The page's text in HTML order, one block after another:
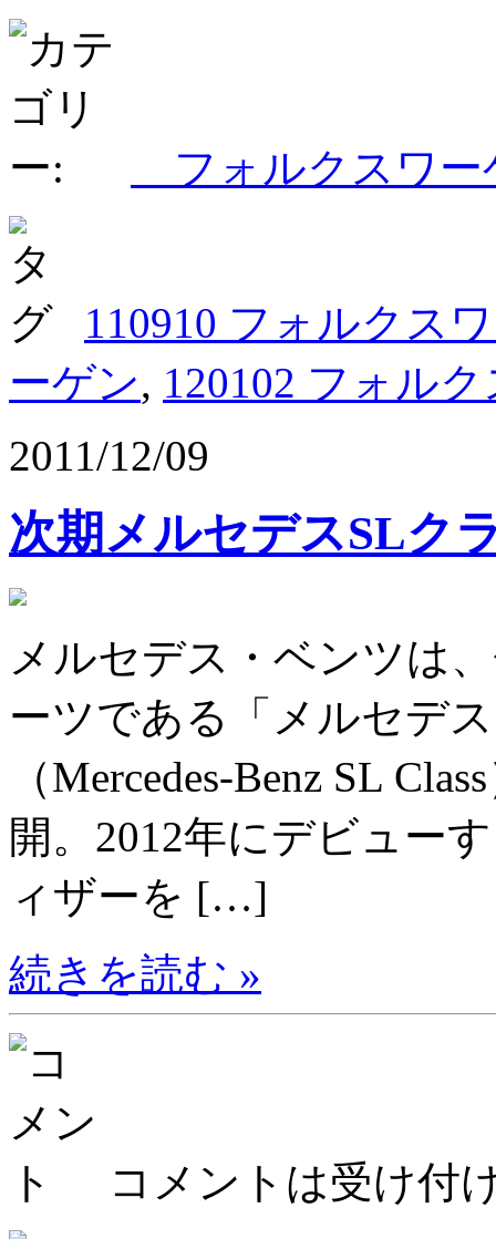
フォルクスワ
110910 フォルクス
ーゲン, 120102 フォル
2011/12/09
次期メルセデスSLク
メルセデス・ベンツは
ーツである「メルセデ
（Mercedes-Benz SL
開。2012年にデビュー
ィザーを […]
続きを読む »
コメントは受け付